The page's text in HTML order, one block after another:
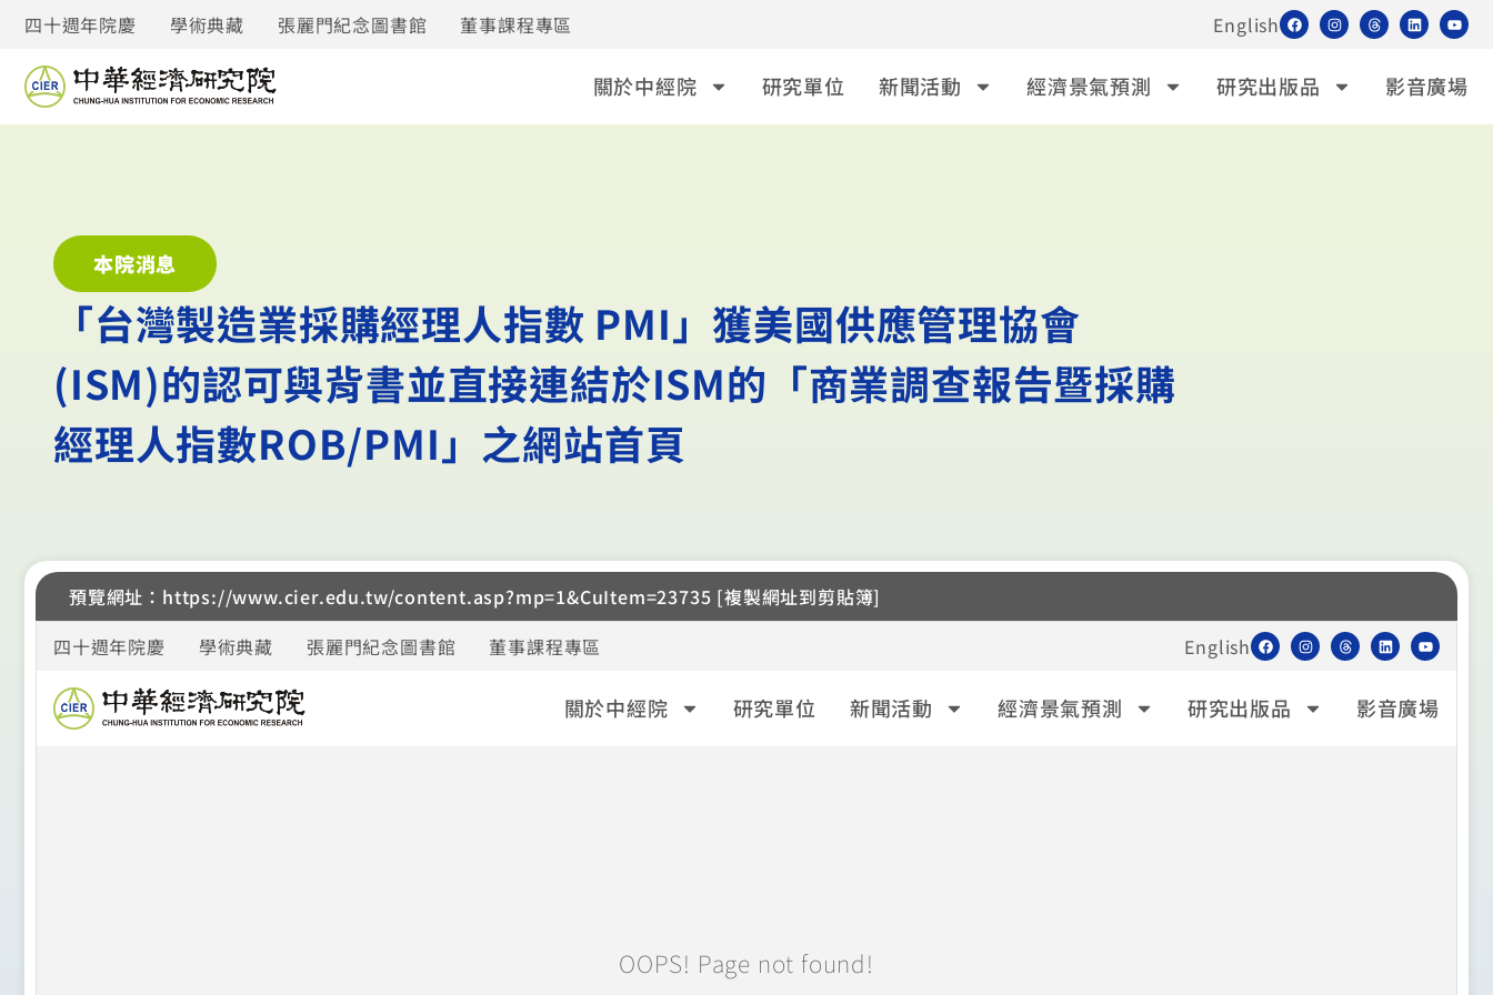
四十週年院慶 學術典藏 張麗門紀念圖書館 董事課程專區 English
關於中經院 研究單位 新聞活動 經濟景氣預測 研究出版品 影音廣場
本院消息
「台灣製造業採購經理人指數 PMI」獲美國供應管理協會
(ISM)的認可與背書並直接連結於ISM的「商業調查報告暨採購
經理人指數ROB/PMI」之網站首頁
預覽網址：https://www.cier.edu.tw/content.asp?mp=1&CuItem=23735 [複製網址到剪貼簿]